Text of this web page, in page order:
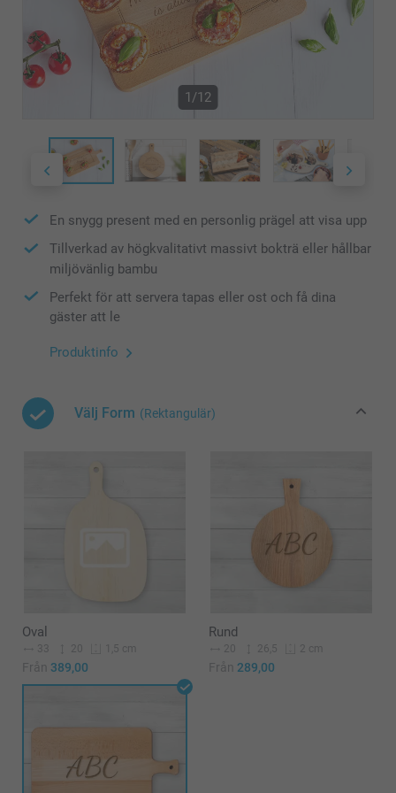
1/12
En snygg present med en personlig prägel att visa upp
Tillverkad av högkvalitativt massivt bokträ eller hållbar
miljövänlig bambu
Perfekt för att servera tapas eller ost och få dina
gäster att le
Produktinfo
Välj Form (Rektangulär)
Oval
33 20 1,5 cm
Från 389,00
Rund
20 26,5 2 cm
Från 289,00